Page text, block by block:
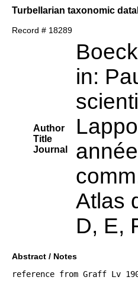
Turbellarian taxonomic
Record # 18289
Author
Title
Journal
in:
Atlas
D, E,
Abstract / Notes
reference from Graff Lv